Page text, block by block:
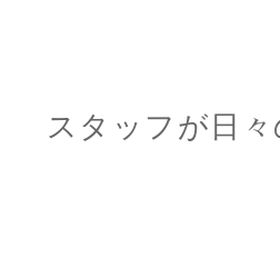
スタッフが日